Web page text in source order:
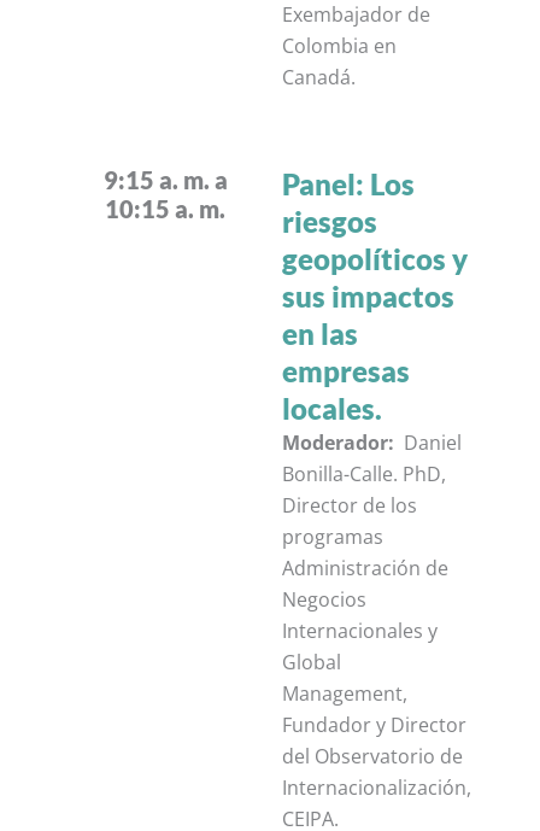
Exembajador de
Colombia en
Canadá.
9:15 a. m. a
10:15 a. m.
Panel: Los
riesgos
geopolíticos y
sus impactos
en las
empresas
locales.
Moderador: Daniel
Bonilla-Calle. PhD,
Director de los
programas
Administración de
Negocios
Internacionales y
Global
Management,
Fundador y Director
del Observatorio de
Internacionalización,
CEIPA.